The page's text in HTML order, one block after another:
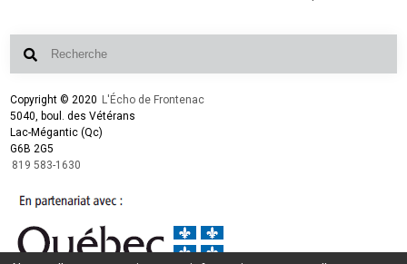
Copyright © 2020 L'Écho de Frontenac
5040, boul. des Vétérans
Lac-Mégantic (Qc)
G6B 2G5
819 583-1630